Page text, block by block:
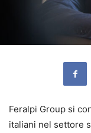
Feralpi Group si
italiani nel settore